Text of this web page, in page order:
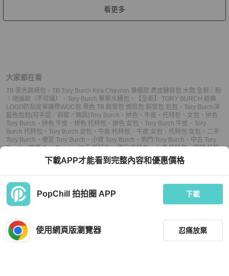
看更多
大家都在看
TB 黑色肩揹包 、 TB Tory Burch Kira Chevron 專櫃款 麂皮鏈條包 大款 全新｜粉
｜絕版款（不可議）
、 Tory Burch 單寧水桶包 、
【全新】 TORY BURCH 經典
LOGO防刮皮革鍊帶WOC包 黑色 TB 肩背包 側背包 斜背包 包包 、 Tory Burch深
藍色包包(可手提／斜背／側肩)Tory Burch 、 拼色 、 牛皮 、 托特包 、 女包 、 拼色
Tory Burch 、 拼色 牛皮 、 拼色 托特包 、 拼色 女包 、 Tory Burch 牛皮 、 Tory
Burch 托特包 、 Tory Burch 女包 、 牛皮 托特包 、 牛皮 女包 、 托特包 女包 、 二手
Tory Burch 、 便宜 Tory Burch 、 小資 Tory Burch 、 熱門 Tory Burch 、 中古 Tory
Burch、推薦 Tory Burch、二手 托特包、便宜 托特包、小資 托特包、熱門 托特
中古 托特包、推薦 托特包、二手 女包、 便宜 女包、小資 女包
、 推薦 女包
下載APP才能看到完整內容和優惠價格
PopChill 拍拍圈 APP 下載
使用網頁版瀏覽器 忍痛放棄